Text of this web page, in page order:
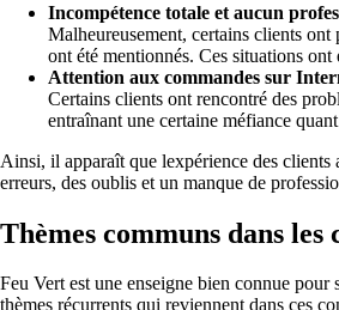
Incompétence totale et aucun
Malheureusement, certains clients ont
ont été mentionnés. Ces situations
Attention aux commandes sur
Certains clients ont rencontré des
entraînant une certaine méfiance
Ainsi, il apparaît que lexpérience des clients
erreurs, des oublis et un manque de
Thèmes communs dans
Feu Vert est une enseigne bien connue
thèmes récurrents qui reviennent dans ces